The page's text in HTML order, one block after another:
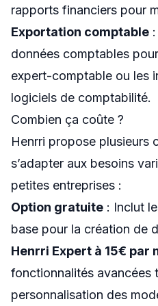
rapports financiers pour
Exportation comptable
données comptables
expert-comptable ou les
logiciels de comptabilité.
Combien ça coûte ?
Henrri propose plusieurs
s’adapter aux besoins
petites entreprises :
Option gratuite : Inclut
base pour la création de
Henrri Expert à 15€ par
fonctionnalités avancées
personnalisation des